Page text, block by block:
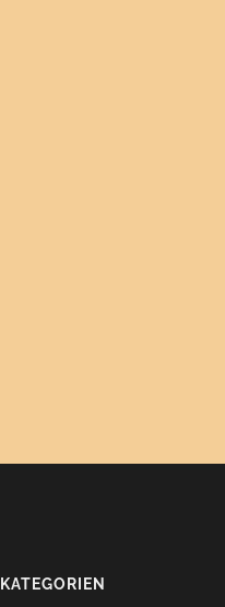
KATEGORIEN